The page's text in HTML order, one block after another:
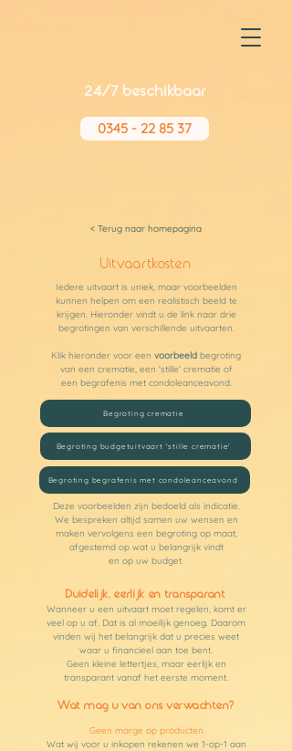
24/7 beschikbaar
0345 - 22 85 37
< Terug naar homepagina
Uitvaartkosten
Iedere uitvaart is uniek, maar voorbeelden
kunnen helpen om een realistisch beeld te
krijgen. Hieronder vindt u de link naar drie
begrotingen van verschillende uitvaarten.
Klik hieronder voor een voorbeeld begroting
van een crematie, een 'stille' crematie of
een begrafenis met condoleanceavond.
Deze voorbeelden zijn bedoeld als indicatie.
We bespreken altijd samen uw wensen en
maken vervolgens een begroting op maat,
afgestemd op wat u belangrijk vindt
en op uw budget.
Duidelijk, eerlijk en transparant
Wanneer u een uitvaart moet regelen, komt er
veel op u af. Dat is al moeilijk genoeg. Daarom
vinden wij het belangrijk dat u precies weet
waar u financieel aan toe bent.
Geen kleine lettertjes, maar eerlijk en
transparant vanaf het eerste moment.
Wat mag u van ons verwachten?
Geen marge op producten
Wat wij voor u inkopen rekenen we 1-op-1 aan
Begroting crematie
Begroting begrafenis met condoleanceavond
Begroting budgetuitvaart 'stille crematie'